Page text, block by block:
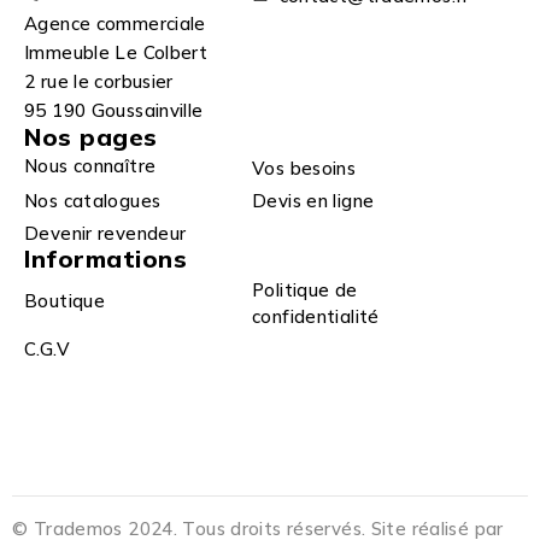
Agence commerciale
Immeuble Le Colbert
2 rue le corbusier
95 190 Goussainville
Nos pages
Nous connaître
Vos besoins
Nos catalogues
Devis en ligne
Devenir revendeur
Informations
Boutique
Politique de
confidentialité
C.G.V
© Trademos 2024. Tous droits réservés. Site réalisé par